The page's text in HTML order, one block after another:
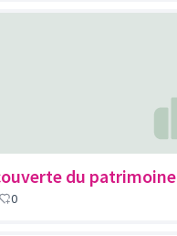
du patrimoine
0